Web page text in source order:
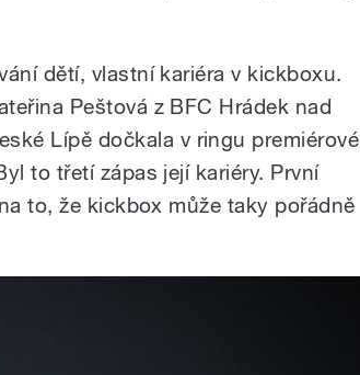
dětí, vlastní kariéra v kickboxu.
Peštová z BFC Hrádek nad
Lípě dočkala v ringu premiérové
to třetí zápas její kariéry. První
to, že kickbox může taky pořádně